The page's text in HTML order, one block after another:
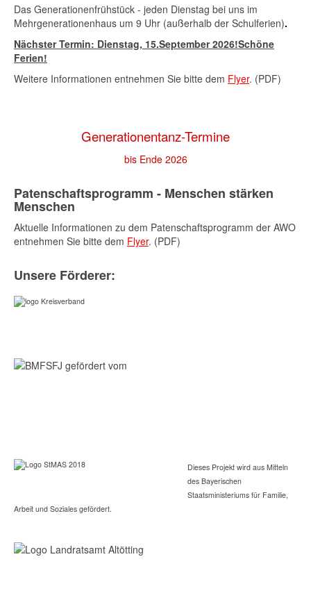
Das Generationenfrühstück - jeden Dienstag bei uns im
Mehrgenerationenhaus um 9 Uhr (außerhalb der Schulferien).
Nächster Termin: Dienstag, 15.September 2026!Schöne
Ferien!
Weitere Informationen entnehmen Sie bitte dem Flyer. (PDF)
Generationentanz-Termine
bis Ende 2026
Patenschaftsprogramm - Menschen stärken
Menschen
Aktuelle Informationen zu dem Patenschaftsprogramm der AWO
entnehmen Sie bitte dem Flyer. (PDF)
Unsere Förderer:
Dieses Projekt wird aus Mitteln
des Bayerischen
Staatsministeriums für Familie,
Arbeit und Soziales gefördert.